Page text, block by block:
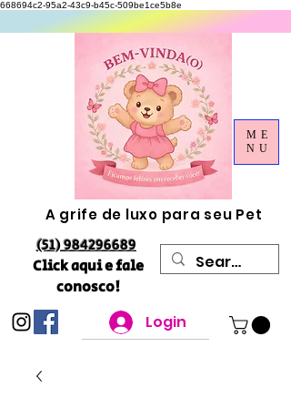
668694c2-95a2-43c9-b45c-509be1ce5b8e
A grife de luxo para seu Pet
(51) 984296689
Click aqui e fale
conosco!
Login
ME
NU